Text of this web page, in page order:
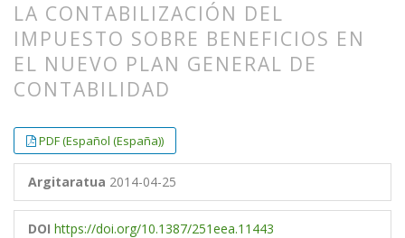
LA CONTABILIZACIÓN DEL
IMPUESTO SOBRE BENEFICIOS EN
EL NUEVO PLAN GENERAL DE
CONTABILIDAD
PDF (Español (España))
Argitaratua 2014-04-25
DOI https://doi.org/10.1387/251eea.11443